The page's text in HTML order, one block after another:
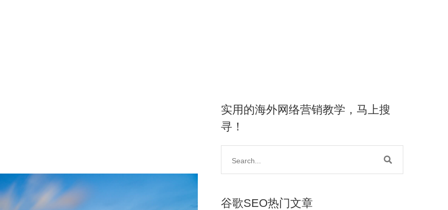
实用的海外网络营销教学，马上搜
寻！
谷歌SEO热门文章